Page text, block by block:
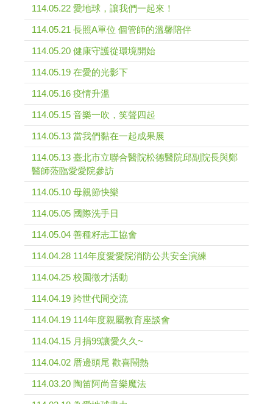
114.05.22 愛地球，讓我們一起來！
114.05.21 長照A單位 個管師的溫馨陪伴
114.05.20 健康守護從環境開始
114.05.19 在愛的光影下
114.05.16 疫情升溫
114.05.15 音樂一吹，笑聲四起
114.05.13 當我們黏在一起成果展
114.05.13 臺北市立聯合醫院松德醫院邱副院長與鄭
醫師蒞臨愛愛院參訪
114.05.10 母親節快樂
114.05.05 國際洗手日
114.05.04 善種籽志工協會
114.04.28 114年度愛愛院消防公共安全演練
114.04.25 校園徵才活動
114.04.19 跨世代間交流
114.04.19 114年度親屬教育座談會
114.04.15 月捐99讓愛久久~
114.04.02 厝邊頭尾 歡喜鬧熱
114.03.20 陶笛阿尚音樂魔法